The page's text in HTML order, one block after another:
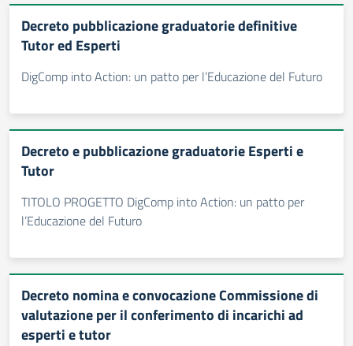
Decreto pubblicazione graduatorie definitive
Tutor ed Esperti
DigComp into Action: un patto per l’Educazione del Futuro
Decreto e pubblicazione graduatorie Esperti e
Tutor
TITOLO PROGETTO DigComp into Action: un patto per
l’Educazione del Futuro
Decreto nomina e convocazione Commissione di
valutazione per il conferimento di incarichi ad
esperti e tutor